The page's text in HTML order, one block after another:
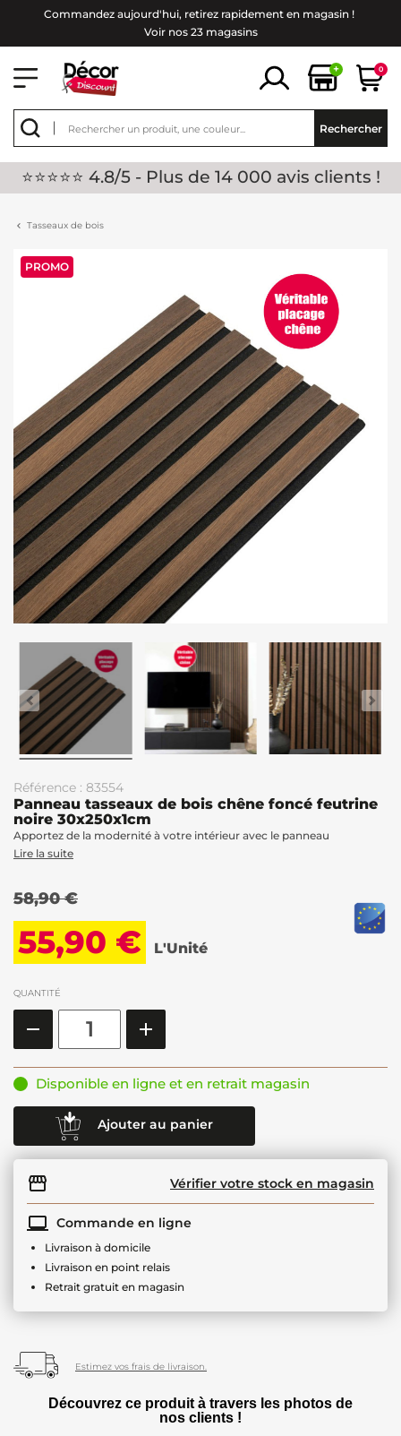
Commandez aujourd'hui, retirez rapidement en magasin !
Voir nos 23 magasins
+ 0
Rechercher
⭐⭐⭐⭐⭐ 4.8/5 - Plus de 14 000 avis clients !
Tasseaux de bois
PROMO
Référence : 83554
Panneau tasseaux de bois chêne foncé feutrine
noire 30x250x1cm
Apportez de la modernité à votre intérieur avec le panneau
Lire la suite
58,90 €
55,90 € L'Unité
QUANTITÉ
Disponible en ligne et en retrait magasin
Ajouter au panier
Vérifier votre stock en magasin
Commande en ligne
Livraison à domicile
Livraison en point relais
Retrait gratuit en magasin
Estimez vos frais de livraison.
Découvrez ce produit à travers les photos de
nos clients !